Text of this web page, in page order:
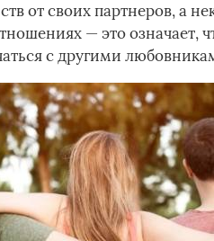
от своих партнеров, а
— это означает,
с другими